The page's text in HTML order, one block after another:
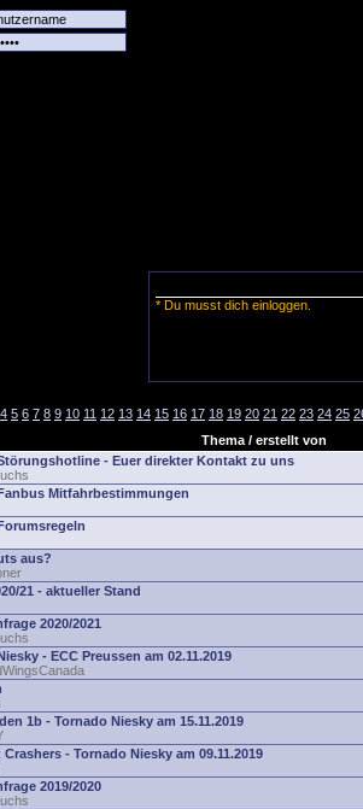
* Du musst dich einloggen.
4 5 6 7 8 9 10 11 12 13 14 15 16 17 18 19 20 21 22 23 24 25
Thema / erstellt von
- Euer direkter Kontakt zu uns
Mitfahrbestimmungen
aus?
21 - aktueller Stand
2020/2021
- ECC Preussen am 02.11.2019
1b - Tornado Niesky am 15.11.2019
- Tornado Niesky am 09.11.2019
2019/2020